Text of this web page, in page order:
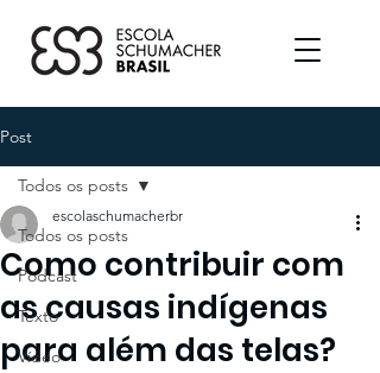
Post
Todos os posts
Podcast
Texto
Vídeo
Todos os posts
Como contribuir com
as causas indígenas
para além das telas?
escolaschumacherbr